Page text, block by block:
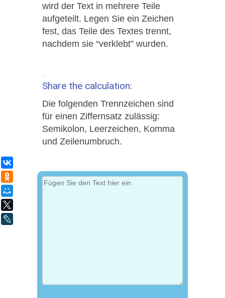
wird der Text in mehrere Teile
aufgeteilt. Legen Sie ein Zeichen
fest, das Teile des Textes trennt,
nachdem sie “verklebt” wurden.
Share the calculation:
Die folgenden Trennzeichen sind
für einen Ziffernsatz zulässig:
Semikolon, Leerzeichen, Komma
und Zeilenumbruch.
Одноклассники